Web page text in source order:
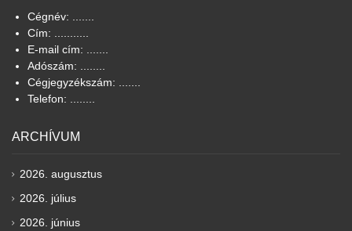
Cégnév: .......
Cím: ...........
E-mail cím: .......
Adószám: ........
Cégjegyzékszám: .......
Telefon: ........
ARCHÍVUM
2026. augusztus
2026. július
2026. június